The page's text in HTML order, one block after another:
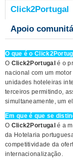
Click2Portugal
Apoio
O que é o
O Click2Portugal é o
nacional com um
unidades hoteleiras
terceiros permitindo,
simultaneamente, um
Em que é que se
O Click2Portugal é a
da Hotelaria
competitividade da
internacionalização.